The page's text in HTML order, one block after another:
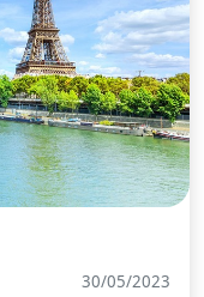
30/05/2023